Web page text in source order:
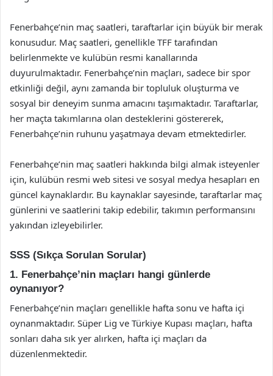
Fenerbahçe’nin maç saatleri, taraftarlar için büyük bir merak
konusudur. Maç saatleri, genellikle TFF tarafından
belirlenmekte ve kulübün resmi kanallarında
duyurulmaktadır. Fenerbahçe’nin maçları, sadece bir spor
etkinliği değil, aynı zamanda bir topluluk oluşturma ve
sosyal bir deneyim sunma amacını taşımaktadır. Taraftarlar,
her maçta takımlarına olan desteklerini göstererek,
Fenerbahçe’nin ruhunu yaşatmaya devam etmektedirler.
Fenerbahçe’nin maç saatleri hakkında bilgi almak isteyenler
için, kulübün resmi web sitesi ve sosyal medya hesapları en
güncel kaynaklardır. Bu kaynaklar sayesinde, taraftarlar maç
günlerini ve saatlerini takip edebilir, takımın performansını
yakından izleyebilirler.
SSS (Sıkça Sorulan Sorular)
1. Fenerbahçe’nin maçları hangi günlerde
oynanıyor?
Fenerbahçe’nin maçları genellikle hafta sonu ve hafta içi
oynanmaktadır. Süper Lig ve Türkiye Kupası maçları, hafta
sonları daha sık yer alırken, hafta içi maçları da
düzenlenmektedir.